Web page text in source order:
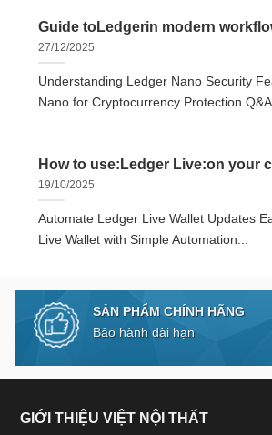
Guide toLedgerin modern
27/12/2025
Understanding Ledger Nano Security
Nano for Cryptocurrency Protection
How to use:Ledger Live:on your
19/10/2025
Automate Ledger Live Wallet Updates
Live Wallet with Simple Automation...
SẢN PHẨM CHÍNH HÃNG
Bảo hành dài hạn
GIỚI THIỆU VIỆT NỘI THẤT